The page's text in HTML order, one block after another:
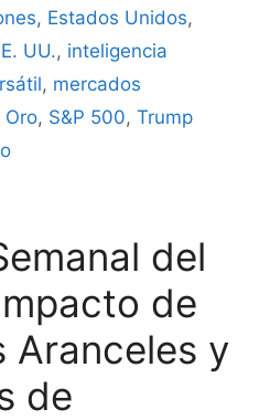
, Estados Unidos,
UU., inteligencia
, mercados
Oro, S&P 500, Trump
del
de
Aranceles y
de